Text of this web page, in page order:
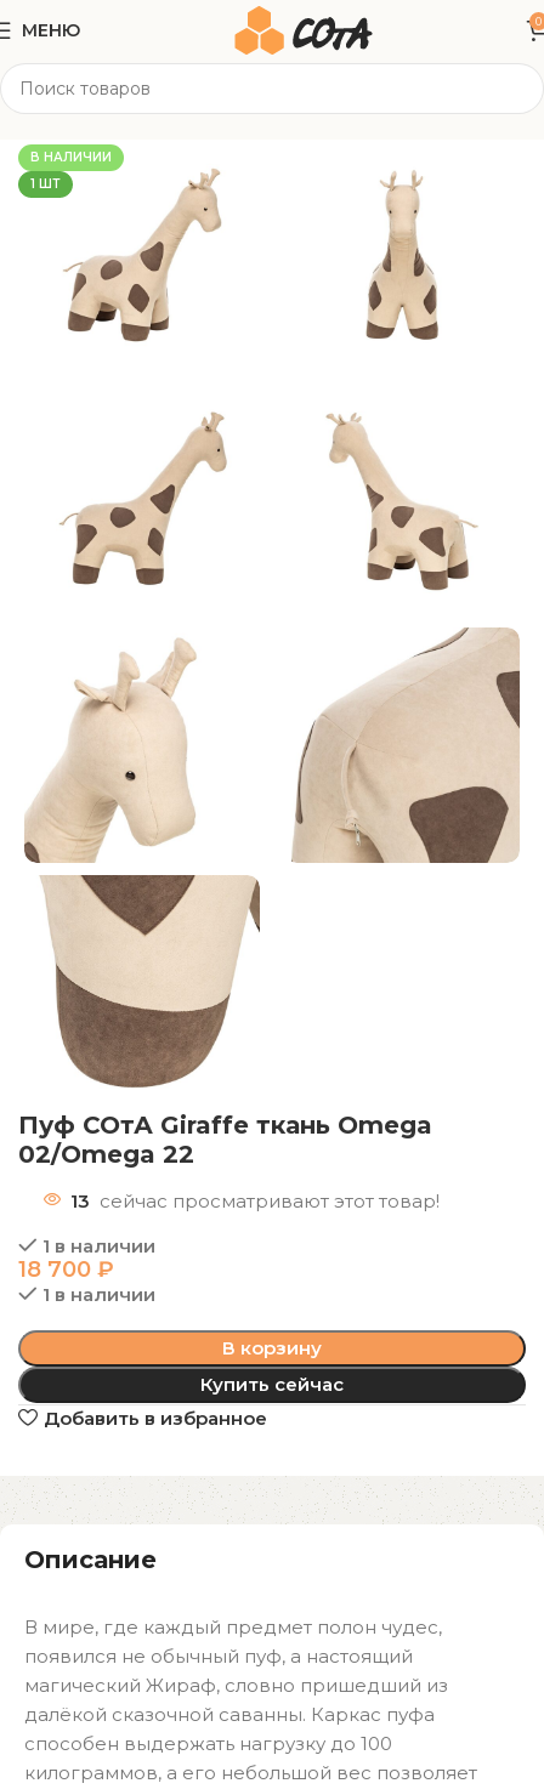
МЕНЮ 0
Мягкая мебель
В НАЛИЧИИ
1 ШТ
Пуф СОтА Giraffe ткань Omega
02/Omega 22
13 сейчас просматривают этот товар!
1 в наличии
18 700 ₽
1 в наличии
В корзину
Купить сейчас
Добавить в избранное
Описание
В мире, где каждый предмет полон чудес,
появился не обычный пуф, а настоящий
магический Жираф, словно пришедший из
далёкой сказочной саванны. Каркас пуфа
способен выдержать нагрузку до 100
килограммов, а его небольшой вес позволяет